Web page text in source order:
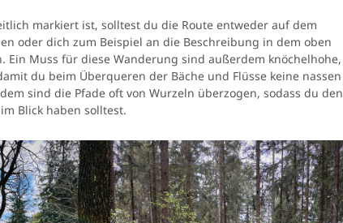
markiert ist, solltest du die Route entweder auf dem
oder dich zum Beispiel an die Beschreibung in dem oben
Ein Muss für diese Wanderung sind außerdem knöchelhohe,
du beim Überqueren der Bäche und Flüsse keine nassen
sind die Pfade oft von Wurzeln überzogen, sodass du den
Blick haben solltest.